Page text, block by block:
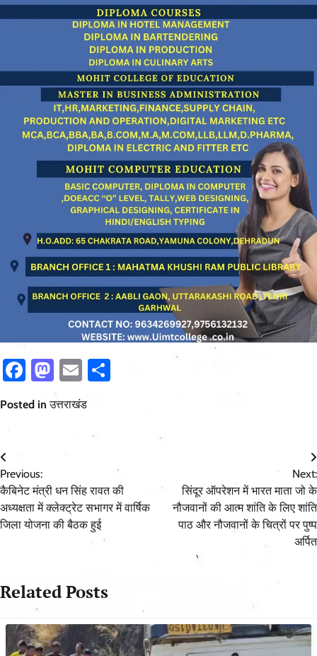
Facebook
Mastodon
Email
Posted inउत्तराखंड
Post
navigation
Previous:
कैबिनेट मंत्री धन सिंह रावत की
अध्यक्षता में क्लेक्ट्रेट सभागर में वार्षिक
जिला योजना की बैठक हुई
Next:
सिंदूर ऑपरेशन में भारत माता जो के
नौजवानों की आत्म शांति के लिए शांति
पाठ और नौजवानों के चित्रों पर पुष्प
अर्पित
Related Posts